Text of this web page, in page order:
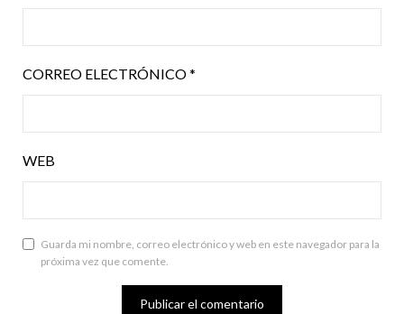
CORREO ELECTRÓNICO*
WEB
Guarda mi nombre, correo electrónico y web en este navegador para la
próxima vez que comente.